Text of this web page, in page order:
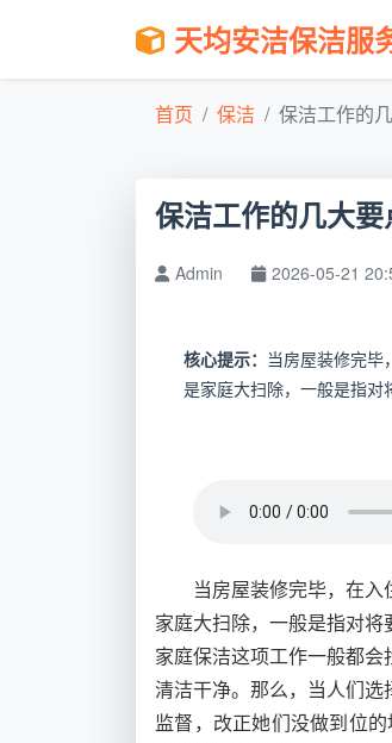
天均安洁保洁服
首页 保洁 保洁工作的
保洁工作的几大要
Admin 2026-05-21
核心提示： 当房屋装修完
是家庭大扫除，一般是指对
当房屋装修完毕，在
家庭大扫除，一般是指对将
家庭保洁这项工作一般都
清洁干净。那么，当人们
监督，改正她们没做到位